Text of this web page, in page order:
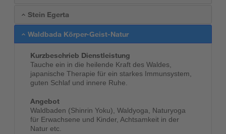
Stein Egerta
Waldbada Körper-Geist-Natur
Kurzbeschrieb Dienstleistung
Tauche ein in die heilende Kraft des Waldes,
japanische Therapie für ein starkes Immunsystem,
guten Schlaf und innere Ruhe.
Angebot
Waldbaden (Shinrin Yoku), Waldyoga, Naturyoga
für Erwachsene und Kinder, Achtsamkeit in der
Natur etc.